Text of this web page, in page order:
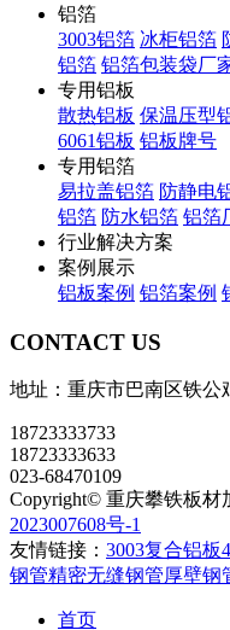
铝箔
3003铝箔 冰柜铝箔
铝箔 铝箔包装袋厂
专用铝板
散热铝板 保温压型
6061铝板 铝板牌号
专用铝箔
易拉盖铝箔 防静电
铝箔 防水铝箔 铝箔
行业解决方案
案例展示
铝板案例 铝箔案例
CONTACT US
地址：重庆市巴南区铁公
18723333733
18723333633
023-68470109
Copyright© 重庆攀铁板
2023007608号-1
友情链接： 3003复合铝板
钢管精密无缝钢管厚壁钢
首页